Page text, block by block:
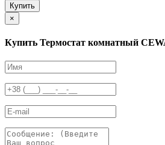
Купить
×
Купить Термостат комнатный